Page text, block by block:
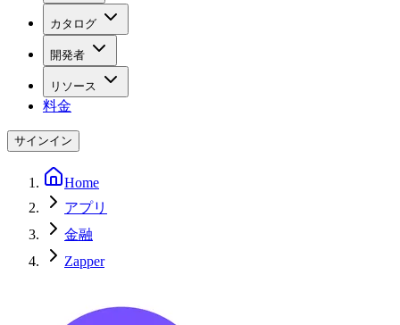
カタログ
開発者
リソース
料金
サインイン
Home
アプリ
金融
Zapper